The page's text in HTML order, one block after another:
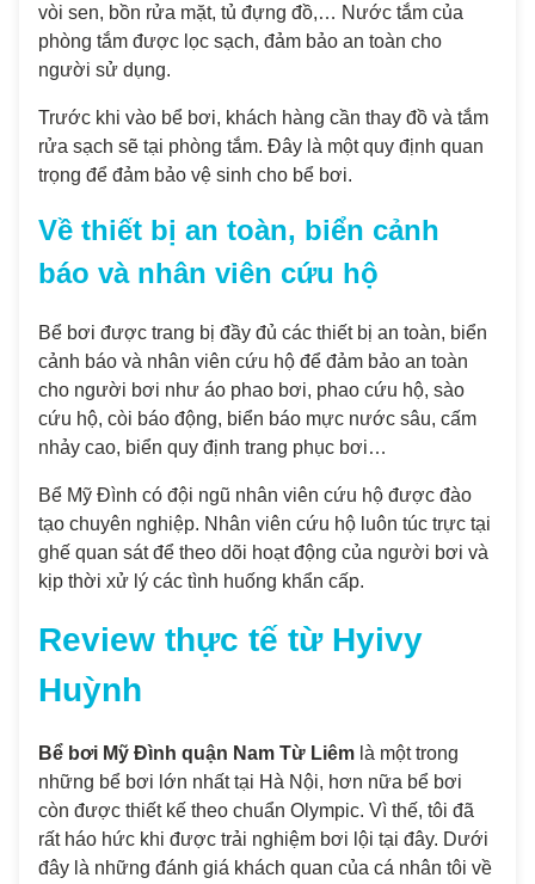
vòi sen, bồn rửa mặt, tủ đựng đồ,… Nước tắm của
phòng tắm được lọc sạch, đảm bảo an toàn cho
người sử dụng.
Trước khi vào bể bơi, khách hàng cần thay đồ và tắm
rửa sạch sẽ tại phòng tắm. Đây là một quy định quan
trọng để đảm bảo vệ sinh cho bể bơi.
Về thiết bị an toàn, biển cảnh
báo và nhân viên cứu hộ
Bể bơi được trang bị đầy đủ các thiết bị an toàn, biển
cảnh báo và nhân viên cứu hộ để đảm bảo an toàn
cho người bơi như áo phao bơi, phao cứu hộ, sào
cứu hộ, còi báo động, biển báo mực nước sâu, cấm
nhảy cao, biển quy định trang phục bơi…
Bể Mỹ Đình có đội ngũ nhân viên cứu hộ được đào
tạo chuyên nghiệp. Nhân viên cứu hộ luôn túc trực tại
ghế quan sát để theo dõi hoạt động của người bơi và
kịp thời xử lý các tình huống khẩn cấp.
Review thực tế từ Hyivy
Huỳnh
Bể bơi Mỹ Đình quận Nam Từ Liêm là một trong
những bể bơi lớn nhất tại Hà Nội, hơn nữa bể bơi
còn được thiết kế theo chuẩn Olympic. Vì thế, tôi đã
rất háo hức khi được trải nghiệm bơi lội tại đây. Dưới
đây là những đánh giá khách quan của cá nhân tôi về